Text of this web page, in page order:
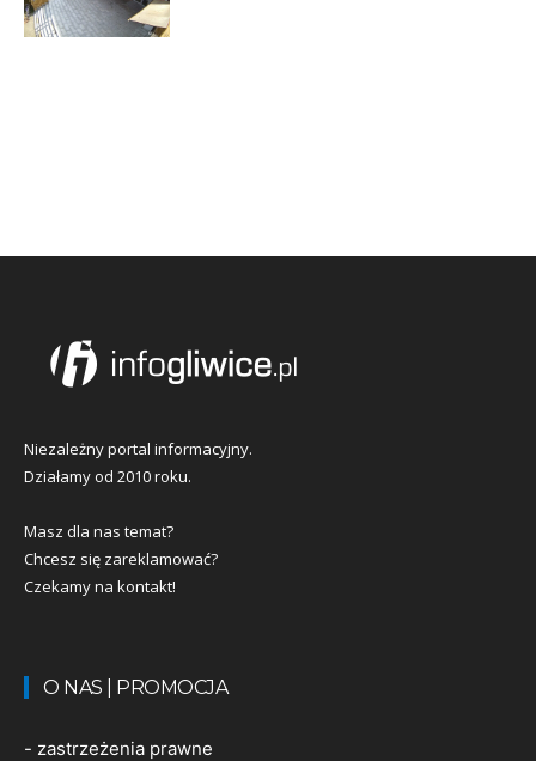
Niezależny portal informacyjny.
Działamy od 2010 roku.
Masz dla nas temat?
Chcesz się zareklamować?
Czekamy na kontakt!
O NAS | PROMOCJA
- zastrzeżenia prawne